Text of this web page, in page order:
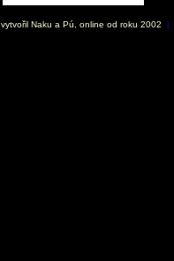
vytvořil Naku a Pú, online od roku 2002 |